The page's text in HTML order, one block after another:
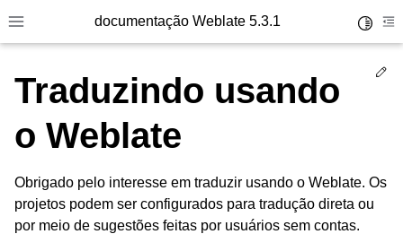
Toggle site navigation sidebar
documentação Weblate 5.3.1
Traduzindo usando
o Weblate
Obrigado pelo interesse em traduzir usando o Weblate. Os
projetos podem ser configurados para tradução direta ou
por meio de sugestões feitas por usuários sem contas.